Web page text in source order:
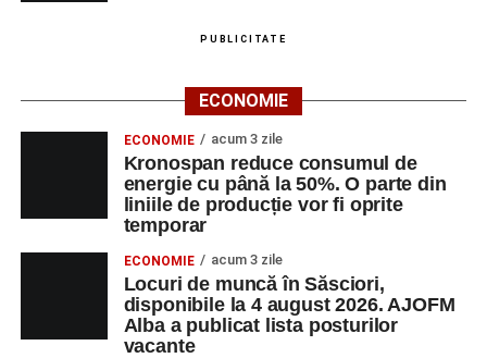
Urmărește-ne pe Google News
Ultimele știri din Sebeș
Primăria Sebeș a decis să reducă intensitatea
iluminatului public pe timpul nopții, în contextul
apelului la economii al Guvernului Bolojan
Duminică, 23 august 2026, Râpa Roșie găzduiește
PUBLICITATE
ECONOMIE
ECONOMIE acum 3 zile
Kronospan reduce consumul de
energie cu până la 50%. O parte din
liniile de producție vor fi oprite
temporar
ECONOMIE acum 3 zile
Locuri de muncă în Săsciori,
disponibile la 4 august 2026. AJOFM
Alba a publicat lista posturilor
vacante